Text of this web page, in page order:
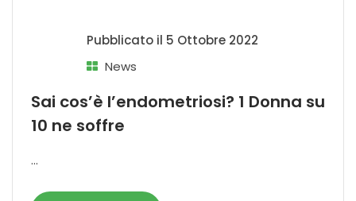
Pubblicato il 5 Ottobre 2022
News
Sai cos’è l’endometriosi? 1 Donna su
10 ne soffre
...